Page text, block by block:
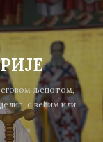
љепотом,
с већим или